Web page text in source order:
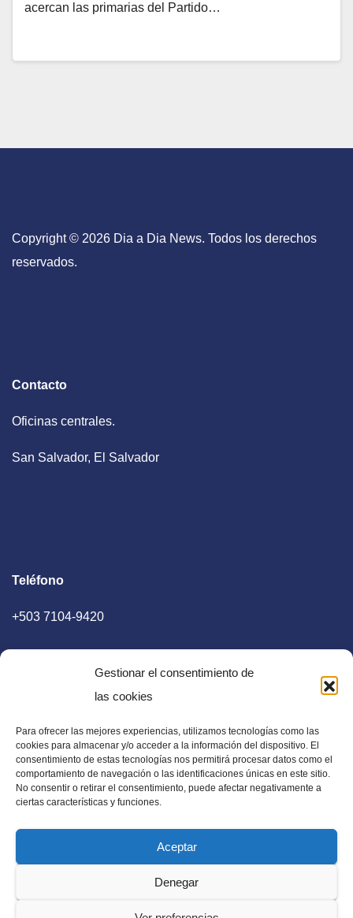
Gestionar el consentimiento de
las cookies
Para ofrecer las mejores experiencias, utilizamos tecnologías como las
cookies para almacenar y/o acceder a la información del dispositivo. El
consentimiento de estas tecnologías nos permitirá procesar datos como el
comportamiento de navegación o las identificaciones únicas en este sitio.
No consentir o retirar el consentimiento, puede afectar negativamente a
ciertas características y funciones.
Aceptar
Denegar
acercan las primarias del Partido…
Copyright © 2026 Dia a Dia News. Todos los derechos
reservados.
Contacto
Oficinas centrales.
San Salvador, El Salvador
Teléfono
+503 7104-9420
E-mail
diaadia.redaccion@gmail.com